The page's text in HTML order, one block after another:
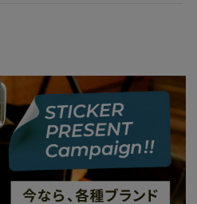
東西の「美景」キャンプ場
ケースが快適。
上キャンプ旅！ 関東・関西10選